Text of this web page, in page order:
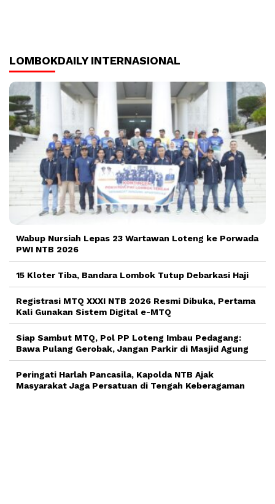
LOMBOKDAILY INTERNASIONAL
Wabup Nursiah Lepas 23 Wartawan Loteng ke Porwada
PWI NTB 2026
15 Kloter Tiba, Bandara Lombok Tutup Debarkasi Haji
Registrasi MTQ XXXI NTB 2026 Resmi Dibuka, Pertama
Kali Gunakan Sistem Digital e-MTQ
Siap Sambut MTQ, Pol PP Loteng Imbau Pedagang:
Bawa Pulang Gerobak, Jangan Parkir di Masjid Agung
Peringati Harlah Pancasila, Kapolda NTB Ajak
Masyarakat Jaga Persatuan di Tengah Keberagaman